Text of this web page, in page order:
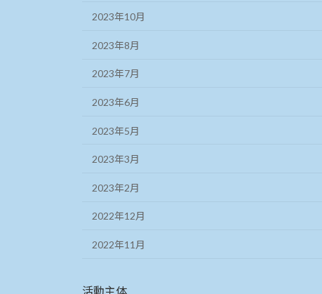
2023年10月
2023年8月
2023年7月
2023年6月
2023年5月
2023年3月
2023年2月
2022年12月
2022年11月
活動主体